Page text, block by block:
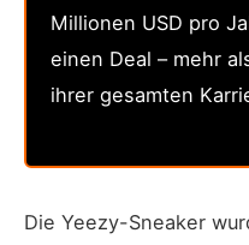
Millionen USD pro
einen Deal – mehr
ihrer gesamten
Die Yeezy-Sneaker